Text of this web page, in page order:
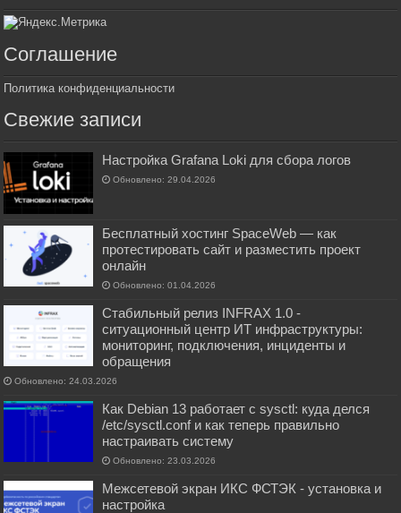
Соглашение
Политика конфиденциальности
Свежие записи
Настройка Grafana Loki для сбора логов
Обновлено: 29.04.2026
Бесплатный хостинг SpaceWeb — как
протестировать сайт и разместить проект
онлайн
Обновлено: 01.04.2026
Стабильный релиз INFRAX 1.0 -
ситуационный центр ИТ инфраструктуры:
мониторинг, подключения, инциденты и
обращения
Обновлено: 24.03.2026
Как Debian 13 работает с sysctl: куда делся
/etc/sysctl.conf и как теперь правильно
настраивать систему
Обновлено: 23.03.2026
Межсетевой экран ИКС ФСТЭК - установка и
настройка